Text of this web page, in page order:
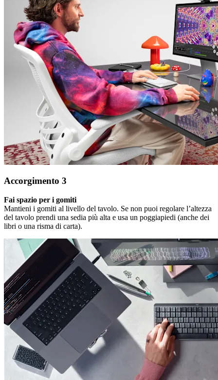
Accorgimento 3
Fai spazio per i gomiti
Mantieni i gomiti al livello del tavolo. Se non puoi regolare l’altezza
del tavolo prendi una sedia più alta e usa un poggiapiedi (anche dei
libri o una risma di carta).